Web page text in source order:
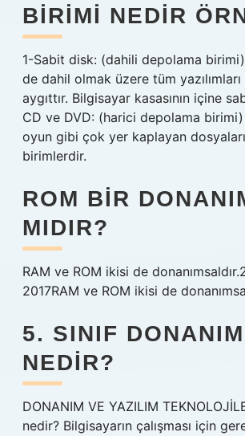
BIRIMI NEDIR
1-Sabit disk: (dahili depolama
de dahil olmak üzere tüm yazılımları
aygıttır. Bilgisayar kasasının içine
CD ve DVD: (harici depolama
oyun gibi çok yer kaplayan
birimlerdir.
ROM BIR
MIDIR?
RAM ve ROM ikisi de
2017RAM ve ROM ikisi de
5. SINIF DONANIM
NEDIR?
DONANIM VE YAZILIM
nedir? Bilgisayarın çalışması için